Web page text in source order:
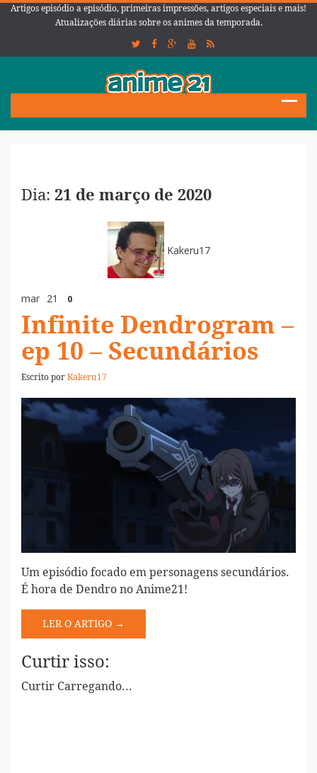
Artigos episódio a episódio, primeiras impressões, artigos especiais e mais!
Atualizações diárias sobre os animes da temporada.
Dia: 21 de março de 2020
Kakeru17
mar 21 0
Infinite Dendrogram –
ep 10 – Secundários
Escrito porKakeru17
Um episódio focado em personagens secundários.
É hora de Dendro no Anime21!
LER O ARTIGO →
Curtir isso:
Curtir Carregando...